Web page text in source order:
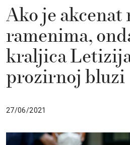
Ako je akcenat
ramenima,
kraljica
prozirnoj bluzi
27/06/2021